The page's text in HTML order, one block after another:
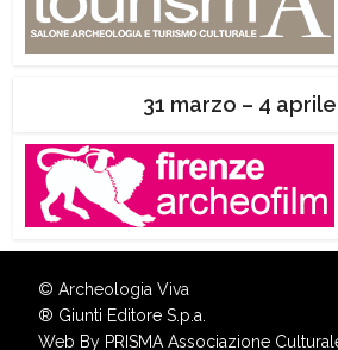
31 marzo – 4
© Archeologia Viva
® Giunti Editore S.p.a.
Web By PRISMA Associazione